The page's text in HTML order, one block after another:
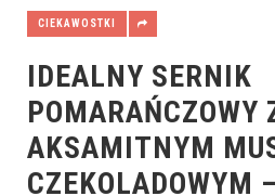
CIEKAWOSTKI
IDEALNY SERNIK
POMARAŃCZOWY
AKSAMITNYM
CZEKOLADOWYM